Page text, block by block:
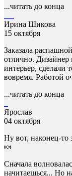
...читать до конца
Ирина Шикова
15 октября
Заказала
отлично. Дизайнер
интерьер, сделали
вовремя. Работой
...читать до конца
Ярослав
04 октября
Ну вот, наконец-то
🍬
Сначала
начитаешься... Но